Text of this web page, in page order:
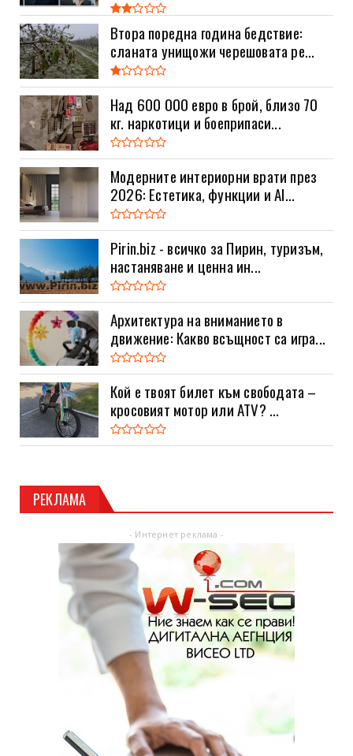
Втора поредна година бедствие:
сланата унищожи черешовата ре...
Над 600 000 евро в брой, близо 70
кг. наркотици и боеприпаси...
Модерните интериорни врати през
2026: Естетика, функции и AI...
Pirin.biz - всичко за Пирин, туризъм,
настаняване и ценна ин...
Архитектура на вниманието в
движение: Какво всъщност са игра...
Кой е твоят билет към свободата –
кросовият мотор или ATV? ...
РЕКЛАМА
- Интернет реклама -